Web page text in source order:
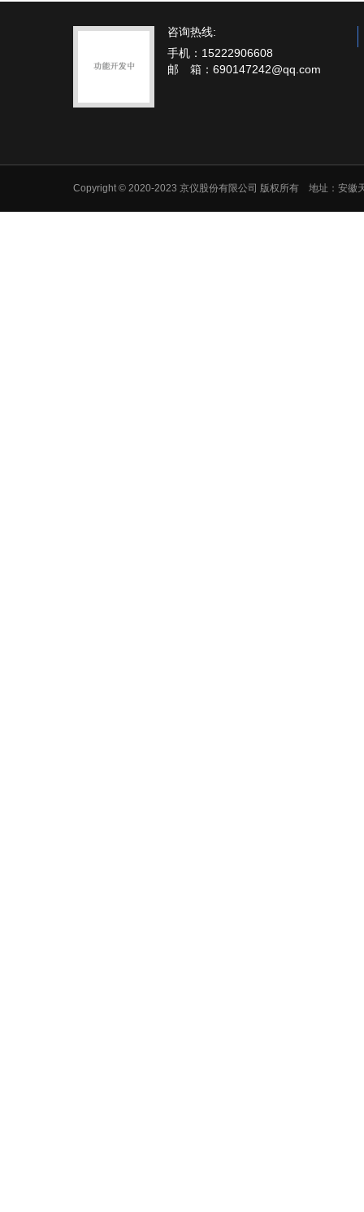
咨询热线:
手机：15222906608
邮 箱：690147242@qq.com
Copyright © 2020-2023 京仪股份有限公司 版权所有 地址：安